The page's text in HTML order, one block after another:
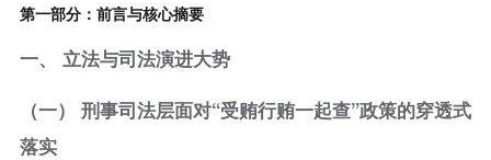
第一部分：前言与核心摘要
一、 立法与司法演进大势
（一） 刑事司法层面对“受贿行贿一起查”政策的穿透式
落实